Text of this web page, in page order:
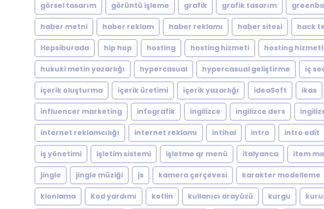
görsel tasarım görüntü işleme grafik grafik tasarım
haber metni haber reklam haber reklamı haber sitesi hack
Hepsiburada hip hop hosting hosting hizmeti hosting
hukuki metin yazarlığı hypercasual hypercasual geliştirme iç
içerik oluşturma içerik üretimi içerik yazarlığı ideaSoft ikas
influencer marketing infografik ingilizce ingilizce ders
internet reklamcılığı internet reklamı intihal intro intro edit
iş yönetimi işletim sistemi işletme qr menü italyanca item
jingle jingle müziği js kamera çerçevesi karakter modelleme
klonlama Kod yardımı kotlin kullanıcı arayüzü kurgu